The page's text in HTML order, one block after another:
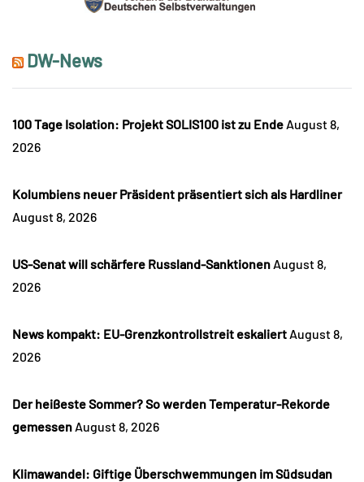
DW-News
100 Tage Isolation: Projekt SOLIS100 ist zu Ende August 8,
2026
Kolumbiens neuer Präsident präsentiert sich als Hardliner
August 8, 2026
US-Senat will schärfere Russland-Sanktionen August 8,
2026
News kompakt: EU-Grenzkontrollstreit eskaliert August 8,
2026
Der heißeste Sommer? So werden Temperatur-Rekorde
gemessen August 8, 2026
Klimawandel: Giftige Überschwemmungen im Südsudan